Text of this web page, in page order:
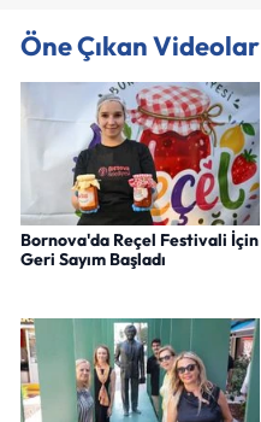
Öne Çıkan Videolar
Bornova'da Reçel Festivali İçin
Geri Sayım Başladı